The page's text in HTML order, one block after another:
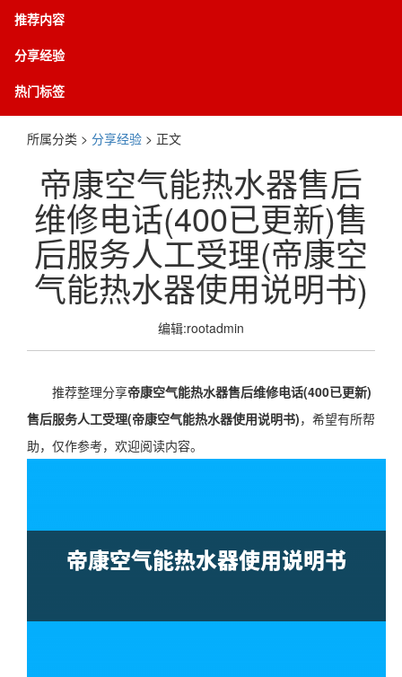
推荐内容
分享经验
热门标签
所属分类 > 分享经验 > 正文
帝康空气能热水器售后
维修电话(400已更新)售
后服务人工受理(帝康空
气能热水器使用说明书)
编辑:rootadmin
推荐整理分享帝康空气能热水器售后维修电话(400已更新)
售后服务人工受理(帝康空气能热水器使用说明书)，希望有所帮
助，仅作参考，欢迎阅读内容。